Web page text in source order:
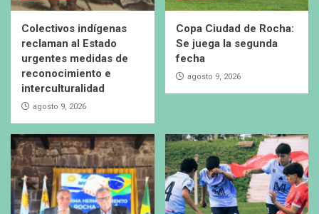
Colectivos indígenas
reclaman al Estado
urgentes medidas de
reconocimiento e
interculturalidad
agosto 9, 2026
Copa Ciudad de Rocha:
Se juega la segunda
fecha
agosto 9, 2026